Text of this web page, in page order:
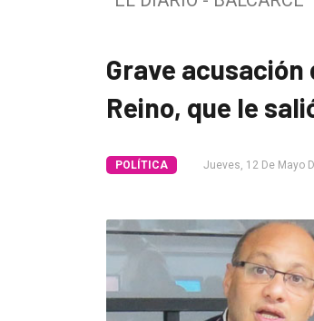
Entrevistas
Fúnebres
Empresa
Nosotros
Contacto
Grave
Reino, que le
POLÍTICA Jueves, 12 De Mayo